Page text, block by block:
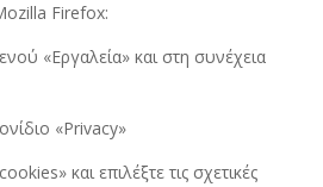
Firefox:
«Εργαλεία» και στη συνέχεια
«Privacy»
και επιλέξτε τις σχετικές